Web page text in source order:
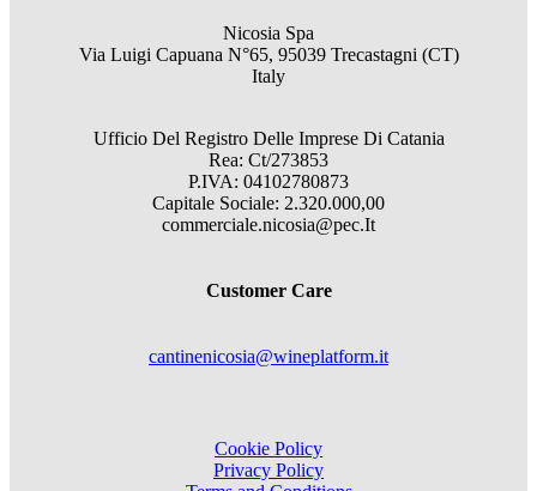
Nicosia Spa
Via Luigi Capuana N°65, 95039 Trecastagni (CT)
Italy
Ufficio Del Registro Delle Imprese Di Catania
Rea: Ct/273853
P.IVA: 04102780873
Capitale Sociale: 2.320.000,00
commerciale.nicosia@pec.It
Customer Care
cantinenicosia@wineplatform.it
Cookie Policy
Privacy Policy